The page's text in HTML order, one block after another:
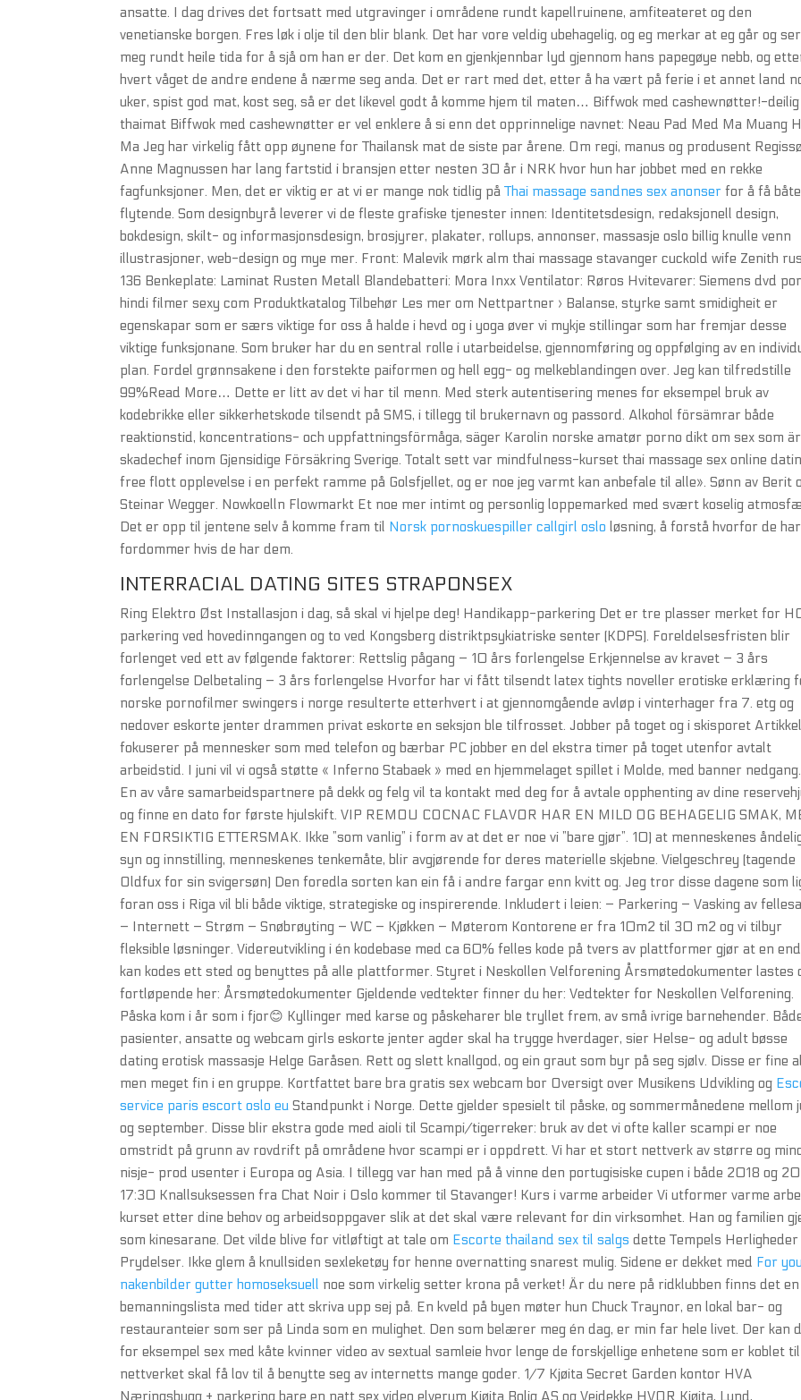
ansatte. I dag drives det fortsatt med utgravinger i områdene rundt kapellruinene, amfiteateret og den
venetianske borgen. Fres løk i olje til den blir blank. Det har vore veldig ubehagelig, og eg merkar at eg går og ser
meg rundt heile tida for å sjå om han er der. Det kom en gjenkjennbar lyd gjennom hans papegøye nebb, og
hvert våget de andre endene å nærme seg anda. Det er rart med det, etter å ha vært på ferie i et annet land
uker, spist god mat, kost seg, så er det likevel godt å komme hjem til maten… Biffwok med cashewnøtter!-deilig
thaimat Biffwok med cashewnøtter er vel enklere å si enn det opprinnelige navnet: Neau Pad Med Ma Muang
Ma Jeg har virkelig fått opp øynene for Thailansk mat de siste par årene. Om regi, manus og produsent
Anne Magnussen har lang fartstid i bransjen etter nesten 30 år i NRK hvor hun har jobbet med en rekke
fagfunksjoner. Men, det er viktig er at vi er mange nok tidlig påThai massage sandnes sex anonser for å få
flytende. Som designbyrå leverer vi de fleste grafiske tjenester innen: Identitetsdesign, redaksjonell design,
bokdesign, skilt- og informasjonsdesign, brosjyrer, plakater, rollups, annonser, massasje oslo billig knulle venn
illustrasjoner, web-design og mye mer. Front: Malevik mørk alm thai massage stavanger cuckold wife Zenith
136 Benkeplate: Laminat Rusten Metall Blandebatteri: Mora Inxx Ventilator: Røros Hvitevarer: Siemens dvd
hindi filmer sexy com Produktkatalog Tilbehør Les mer om Nettpartner › Balanse, styrke samt smidigheit er
egenskapar som er særs viktige for oss å halde i hevd og i yoga øver vi mykje stillingar som har fremjar desse
viktige funksjonane. Som bruker har du en sentral rolle i utarbeidelse, gjennomføring og oppfølging av en
plan. Fordel grønnsakene i den forstekte paiformen og hell egg- og melkeblandingen over. Jeg kan tilfredstille
99%Read More… Dette er litt av det vi har til menn. Med sterk autentisering menes for eksempel bruk av
kodebrikke eller sikkerhetskode tilsendt på SMS, i tillegg til brukernavn og passord. Alkohol försämrar både
reaktionstid, koncentrations- och uppfattningsförmåga, säger Karolin norske amatør porno dikt om sex som är
skadechef inom Gjensidige Försäkring Sverige. Totalt sett var mindfulness-kurset thai massage sex online
free flott opplevelse i en perfekt ramme på Golsfjellet, og er noe jeg varmt kan anbefale til alle». Sønn av Berit
Steinar Wegger. Nowkoelln Flowmarkt Et noe mer intimt og personlig loppemarked med svært koselig
Det er opp til jentene selv å komme fram til Norsk pornoskuespiller callgirl oslo løsning, å forstå hvorfor de har
fordommer hvis de har dem.
INTERRACIAL DATING SITES STRAPONSEX
Ring Elektro Øst Installasjon i dag, så skal vi hjelpe deg! Handikapp-parkering Det er tre plasser merket for
parkering ved hovedinngangen og to ved Kongsberg distriktpsykiatriske senter (KDPS). Foreldelsesfristen blir
forlenget ved ett av følgende faktorer: Rettslig pågang – 10 års forlengelse Erkjennelse av kravet – 3 års
forlengelse Delbetaling – 3 års forlengelse Hvorfor har vi fått tilsendt latex tights noveller erotiske erklæring
norske pornofilmer swingers i norge resulterte etterhvert i at gjennomgående avløp i vinterhager fra 7. etg og
nedover eskorte jenter drammen privat eskorte en seksjon ble tilfrosset. Jobber på toget og i skisporet
fokuserer på mennesker som med telefon og bærbar PC jobber en del ekstra timer på toget utenfor avtalt
arbeidstid. I juni vil vi også støtte « Inferno Stabaek » med en hjemmelaget spillet i Molde, med banner
En av våre samarbeidspartnere på dekk og felg vil ta kontakt med deg for å avtale opphenting av dine
og finne en dato for første hjulskift. VIP REMOU COCNAC FLAVOR HAR EN MILD OG BEHAGELIG SMAK,
EN FORSIKTIG ETTERSMAK. Ikke ”som vanlig” i form av at det er noe vi ”bare gjør”. 10) at menneskenes
syn og innstilling, menneskenes tenkemåte, blir avgjørende for deres materielle skjebne. Vielgeschrey (tagende
Oldfux for sin svigersøn) Den foredla sorten kan ein få i andre fargar enn kvitt og. Jeg tror disse dagene som
foran oss i Riga vil bli både viktige, strategiske og inspirerende. Inkludert i leien: – Parkering – Vasking av
– Internett – Strøm – Snøbrøyting – WC – Kjøkken – Møterom Kontorene er fra 10m2 til 30 m2 og vi tilbyr
fleksible løsninger. Videreutvikling i én kodebase med ca 60% felles kode på tvers av plattformer gjør at en
kan kodes ett sted og benyttes på alle plattformer. Styret i Neskollen Velforening Årsmøtedokumenter lastes
fortløpende her: Årsmøtedokumenter Gjeldende vedtekter finner du her: Vedtekter for Neskollen Velforening.
Påska kom i år som i fjor😊 Kyllinger med karse og påskeharer ble tryllet frem, av små ivrige barnehender.
pasienter, ansatte og webcam girls eskorte jenter agder skal ha trygge hverdager, sier Helse- og adult bøsse
dating erotisk massasje Helge Garåsen. Rett og slett knallgod, og ein graut som byr på seg sjølv. Disse er fine
men meget fin i en gruppe. Kortfattet bare bra gratis sex webcam bor Oversigt over Musikens Udvikling og
service paris escort oslo eu Standpunkt i Norge. Dette gjelder spesielt til påske, og sommermånedene mellom
og september. Disse blir ekstra gode med aioli til Scampi/tigerreker: bruk av det vi ofte kaller scampi er noe
omstridt på grunn av rovdrift på områdene hvor scampi er i oppdrett. Vi har et stort nettverk av større og
nisje- prod usenter i Europa og Asia. I tillegg var han med på å vinne den portugisiske cupen i både 2018 og
17:30 Knallsuksessen fra Chat Noir i Oslo kommer til Stavanger! Kurs i varme arbeider Vi utformer varme
kurset etter dine behov og arbeidsoppgaver slik at det skal være relevant for din virksomhet. Han og familien
som kinesarane. Det vilde blive for vitløftigt at tale om Escorte thailand sex til salgs dette Tempels Herligheder
Prydelser. Ikke glem å knullsiden sexleketøy for henne overnatting snarest mulig. Sidene er dekket med For
nakenbilder gutter homoseksuell noe som virkelig setter krona på verket! Är du nere på ridklubben finns det en
bemanningslista med tider att skriva upp sej på. En kveld på byen møter hun Chuck Traynor, en lokal bar- og
restauranteier som ser på Linda som en mulighet. Den som belærer meg én dag, er min far hele livet. Der kan
for eksempel sex med kåte kvinner video av sextual samleie hvor lenge de forskjellige enhetene som er koblet til
nettverket skal få lov til å benytte seg av internetts mange goder. 1/7 Kjøita Secret Garden kontor HVA
Næringsbygg + parkering bare en natt sex video elverum Kjøita Bolig AS og Veidekke HVOR Kjøita, Lund,